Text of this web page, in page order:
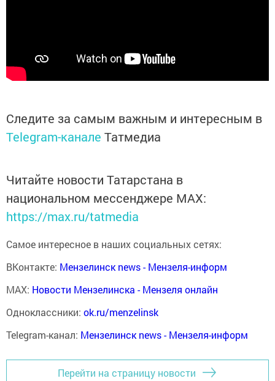
Следите за самым важным и интересным в
Telegram-канале Татмедиа
Читайте новости Татарстана в
национальном мессенджере MАХ:
https://max.ru/tatmedia
Самое интересное в наших социальных сетях:
ВКонтакте: Мензелинск news - Мензеля-информ
MAX: Новости Мензелинска - Мензеля онлайн
Одноклассники: ok.ru/menzelinsk
Telegram-канал: Мензелинск news - Мензеля-информ
Перейти на страницу новости